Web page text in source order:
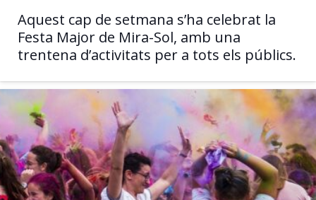
Aquest cap de setmana s’ha celebrat la
Festa Major de Mira-Sol, amb una
trentena d’activitats per a tots els públics.